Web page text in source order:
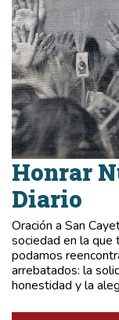
Honrar
Diario
Oración a San
sociedad en la
podamos
arrebatados: la
honestidad y la